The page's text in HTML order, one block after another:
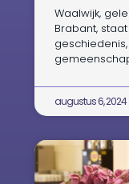
Waalwijk,
Brabant,
augustus 6, 2024